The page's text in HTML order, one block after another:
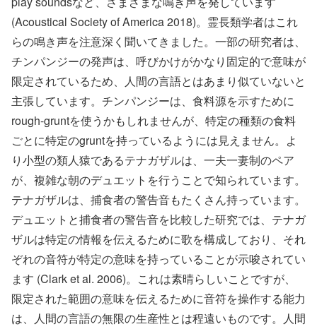
(Acoustical Society of America 2018)。霊長類学者はこれ
らの鳴き声を注意深く聞いてきました。一部の研究者は、
チンパンジーの発声は、呼びかけがかなり固定的で意味が
限定されているため、人間の言語とはあまり似ていないと
主張しています。チンパンジーは、食料源を示すために
rough-gruntを使うかもしれませんが、特定の種類の食料
ごとに特定のgruntを持っているようには見えません。よ
り小型の類人猿であるテナガザルは、一夫一妻制のペア
が、複雑な朝のデュエットを行うことで知られています。
テナガザルは、捕食者の警告音もたくさん持っています。
デュエットと捕食者の警告音を比較した研究では、テナガ
ザルは特定の情報を伝えるために歌を構成しており、それ
ぞれの音符が特定の意味を持っていることが示唆されてい
ます (Clark et al. 2006)。これは素晴らしいことですが、
限定された範囲の意味を伝えるために音符を操作する能力
は、人間の言語の無限の生産性とは程遠いものです。人間